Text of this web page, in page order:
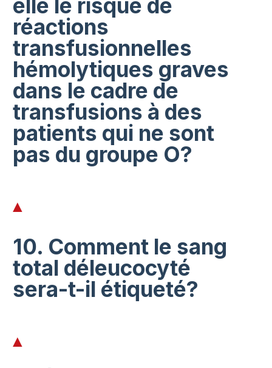
elle le risque de
réactions
transfusionnelles
hémolytiques graves
dans le cadre de
transfusions à des
patients qui ne sont
pas du groupe O?
10. Comment le sang
total déleucocyté
sera-t-il étiqueté?